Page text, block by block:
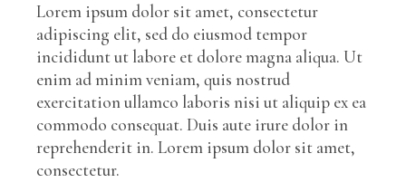
Lorem ipsum dolor sit amet, consectetur
adipiscing elit, sed do eiusmod tempor
incididunt ut labore et dolore magna aliqua. Ut
enim ad minim veniam, quis nostrud
exercitation ullamco laboris nisi ut aliquip ex ea
commodo consequat. Duis aute irure dolor in
reprehenderit in. Lorem ipsum dolor sit amet,
consectetur.